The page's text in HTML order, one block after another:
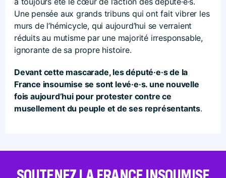
Une pensée aux grands tribuns qui ont fait vibrer les
murs de l’hémicycle, qui aujourd’hui se verraient
réduits au mutisme par une majorité irresponsable,
ignorante de sa propre histoire.
Devant cette mascarade, les député·e·s de la
France insoumise se sont levé·e·s. une nouvelle
fois aujourd’hui pour protester contre ce
musellement du peuple et de ses représentants.